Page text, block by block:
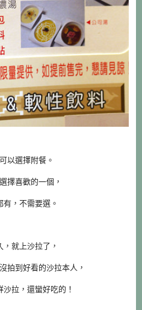
以選擇附餐。
擇喜歡的一個，
有，不需要選。
就上沙拉了，
拍到好看的沙拉本人，
拉，還蠻好吃的！